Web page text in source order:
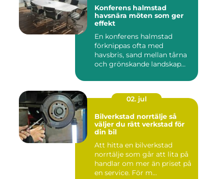
Konferens halmstad
havsnära möten som ger
effekt
En konferens halmstad
förknippas ofta med
havsbris, sand mellan tårna
och grönskande landskap
02. jul
Bilverkstad norrtälje så
väljer du rätt verkstad för
din bil
Att hitta en bilverkstad
norrtälje som går att lita på
handlar om mer än priset på
en service. För m...